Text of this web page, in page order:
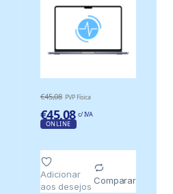
€45,08 PVP Física
€45,08 c/ IVA
ONLINE
Adicionar
aos desejos
Comparar